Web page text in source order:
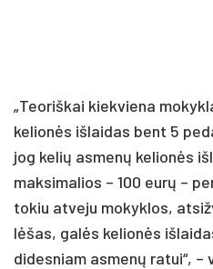
„Teoriškai kiekviena
kelionės išlaidas bent 5
jog kelių asmenų kelionės
maksimalios – 100 eurų –
tokiu atveju mokyklos,
lėšas, galės kelionės
didesniam asmenų ratui“, –